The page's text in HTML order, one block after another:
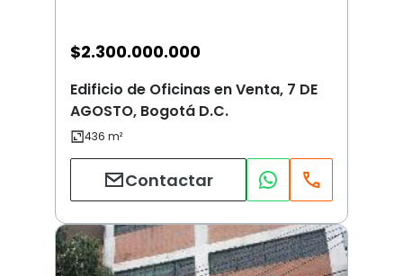
$2.300.000.000
Edificio de Oficinas en Venta, 7 DE
AGOSTO, Bogotá D.C.
Contactar